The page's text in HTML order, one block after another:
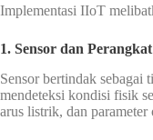
Implementasi IIoT
1. Sensor dan
Sensor bertindak sebagai
mendeteksi kondisi fisik
arus listrik, dan parameter